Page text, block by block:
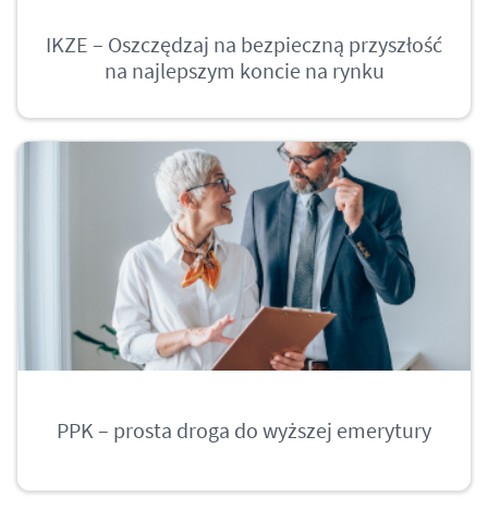
IKZE – Oszczędzaj na bezpieczną przyszłość
na najlepszym koncie na rynku
PPK – prosta droga do wyższej emerytury